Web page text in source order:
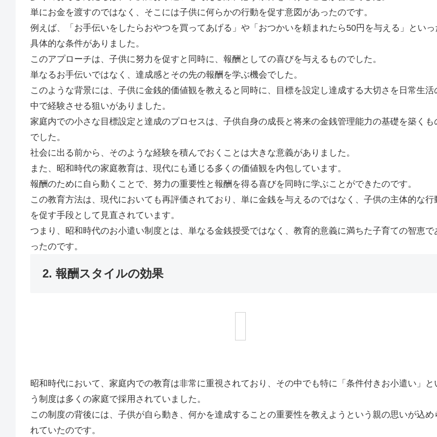
単にお金を渡すのではなく、そこには子供に何らかの行動を促す意図があったのです。
例えば、「お手伝いをしたらおやつを買ってあげる」や「おつかいを頼まれたら50円を与える」といっ
具体的な条件がありました。
このアプローチは、子供に努力を促すと同時に、報酬としての喜びを与えるものでした。
単なるお手伝いではなく、達成感とその先の報酬を学ぶ機会でした。
このような背景には、子供に金銭的価値観を教えると同時に、目標を設定し達成する大切さを日常生活
中で経験させる狙いがありました。
家庭内での小さな目標設定と達成のプロセスは、子供自身の成長と将来の金銭管理能力の基礎を築くも
でした。
社会に出る前から、そのような経験を積んでおくことは大きな意義がありました。
また、昭和時代の家庭教育は、現代にも通じる多くの価値観を内包しています。
報酬のために自ら動くことで、努力の重要性と報酬を得る喜びを同時に学ぶことができたのです。
この教育方法は、現代においても再評価されており、単に金銭を与えるのではなく、子供の主体的な行
を促す手段として見直されています。
つまり、昭和時代のお小遣い制度とは、単なる金銭授受ではなく、教育的意義に満ちた子育ての智恵で
ったのです。
2. 報酬スタイルの効果
昭和時代において、家庭内での教育は非常に重視されており、その中でも特に「条件付きお小遣い」と
う制度は多くの家庭で採用されていました。
この制度の背後には、子供が自ら動き、何かを達成することの重要性を教えようという親の思いが込め
れていたのです。